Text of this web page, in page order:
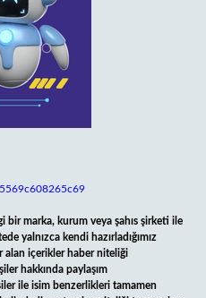
bir marka, kurum veya şahıs şirketi ile
yalnızca kendi hazırladığımız
alan içerikler haber niteliği
hakkında paylaşım
ile isim benzerlikleri tamamen